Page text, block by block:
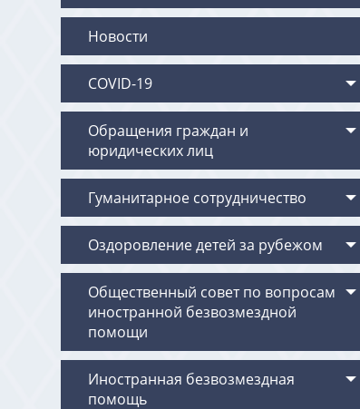
Новости
COVID-19
Обращения граждан и
юридических лиц
Гуманитарное сотрудничество
Оздоровление детей за рубежом
Общественный совет по вопросам
иностранной безвозмездной
помощи
Иностранная безвозмездная
помощь